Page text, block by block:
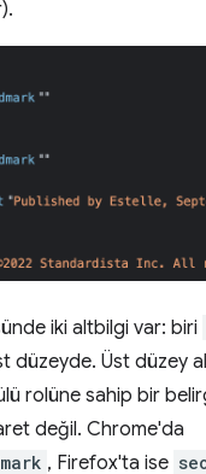
iki altbilgi var: biri
düzeyde. Üst düzey
rolüne sahip bir
değil. Chrome'da
, Firefox'ta ise